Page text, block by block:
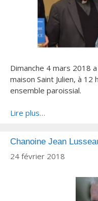
Dimanche 4 mars 2018
maison Saint Julien, à
ensemble paroissial.
Lire plus…
Chanoine Jean
24 février 2018